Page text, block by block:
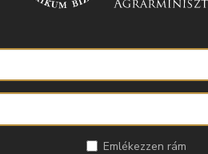
Emlékezzen rám